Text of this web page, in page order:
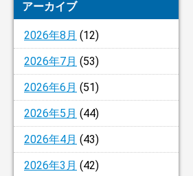
アーカイブ
2026年8月 (12)
2026年7月 (53)
2026年6月 (51)
2026年5月 (44)
2026年4月 (43)
2026年3月 (42)